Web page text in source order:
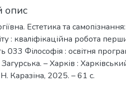
опис
Естетика та
: кваліфікаційна робота
033 Філософія : освітня
– Харків :
Каразіна, 2025. – 61 с.